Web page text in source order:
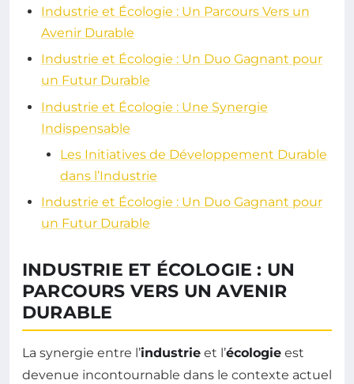
Industrie et Écologie : Un Parcours Vers un
Avenir Durable
Industrie et Écologie : Un Duo Gagnant pour
un Futur Durable
Industrie et Écologie : Une Synergie
Indispensable
Les Initiatives de Développement Durable
dans l’Industrie
Industrie et Écologie : Un Duo Gagnant pour
un Futur Durable
INDUSTRIE ET ÉCOLOGIE : UN
PARCOURS VERS UN AVENIR
DURABLE
La synergie entre l’industrie et l’écologie est
devenue incontournable dans le contexte actuel